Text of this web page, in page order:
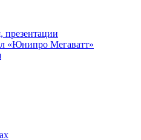
презентации
Мегаватт»